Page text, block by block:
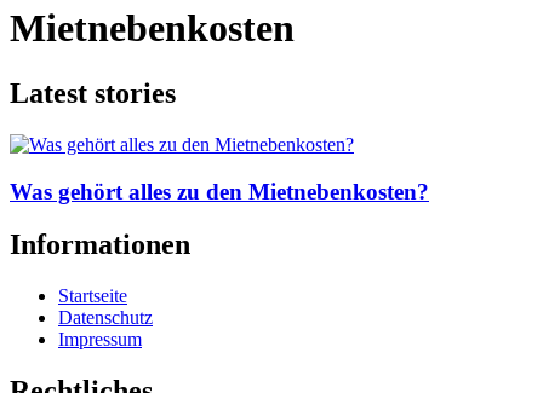
Mietnebenkosten
Latest stories
Was gehört alles zu den Mietnebenkosten?
Informationen
Startseite
Datenschutz
Impressum